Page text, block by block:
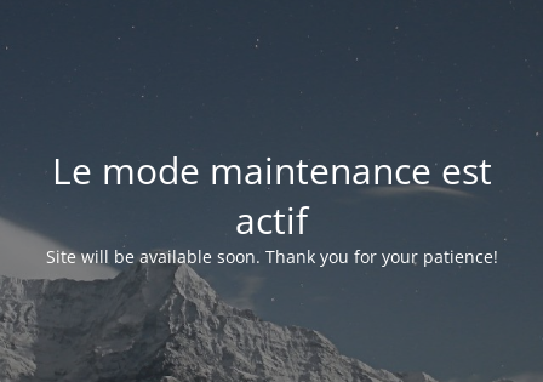
Le mode maintenance est
actif
Site will be available soon. Thank you for your patience!